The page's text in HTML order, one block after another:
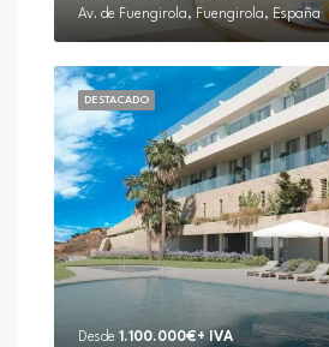
Av. de Fuengirola, Fuengirola, España
DESTACADO
Desde 1.100.000€+ IVA